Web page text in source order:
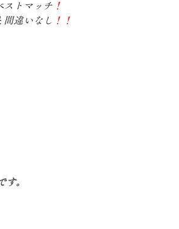
ストマッチ ！
間違いなし ！！
。